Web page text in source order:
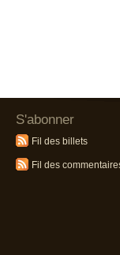
S'abonner
Fil des billets
Fil des